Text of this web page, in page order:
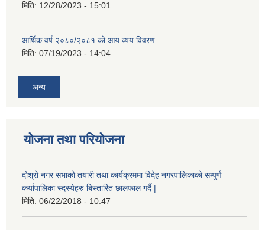
मिति: 12/28/2023 - 15:01
आर्थिक वर्ष २०८०/२०८१ को आय व्यय विवरण
मिति: 07/19/2023 - 14:04
अन्य
योजना तथा परियोजना
दोश्रो नगर सभाको तयारी तथा कार्यक्रममा विदेह नगरपालिकाको सम्पुर्ण
कर्यापालिका स्दस्येहरु बिस्तारित छालफाल गर्दै |
मिति: 06/22/2018 - 10:47